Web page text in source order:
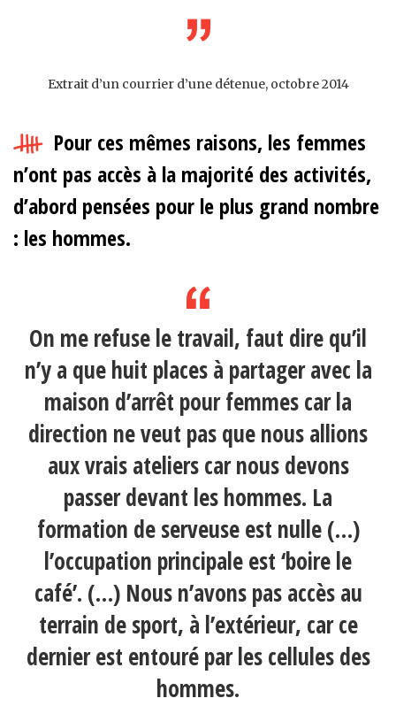
Extrait d’un courrier d’une détenue, octobre 2014
Pour ces mêmes raisons, les femmes
n’ont pas accès à la majorité des activités,
d’abord pensées pour le plus grand nombre
: les hommes.
On me refuse le travail, faut dire qu’il
n’y a que huit places à partager avec la
maison d’arrêt pour femmes car la
direction ne veut pas que nous allions
aux vrais ateliers car nous devons
passer devant les hommes. La
formation de serveuse est nulle (…)
l’occupation principale est ‘boire le
café’. (…) Nous n’avons pas accès au
terrain de sport, à l’extérieur, car ce
dernier est entouré par les cellules des
hommes.